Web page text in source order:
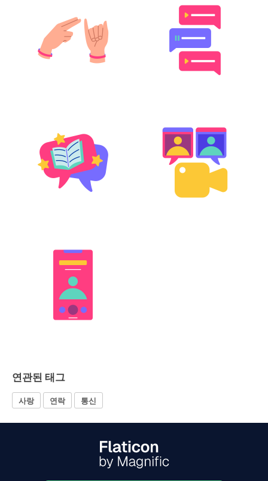
연관된 태그
사랑 연락 통신